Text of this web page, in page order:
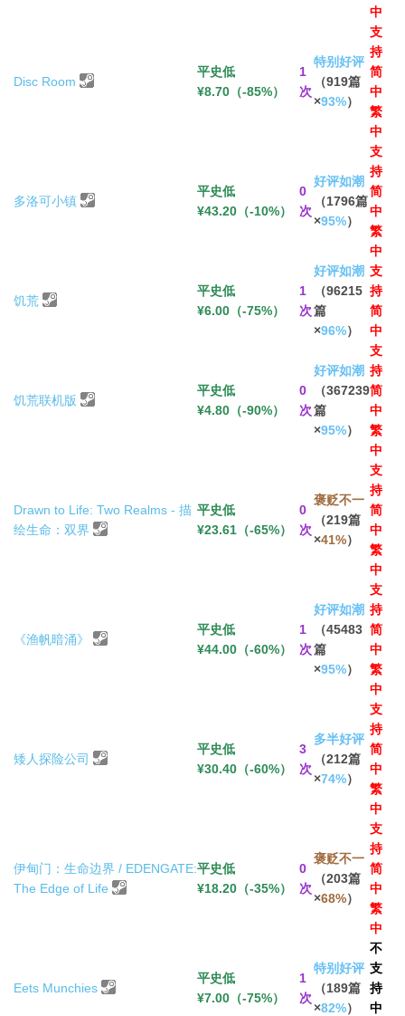
中
Disc Room
平史低
¥8.70（-85%）
1
次
特别好评
（919篇
×93%）
支
持
简
中
繁
中
多洛可小镇
平史低
¥43.20（-10%）
0
次
好评如潮
（1796篇
×95%）
支
持
简
中
繁
中
饥荒
平史低
¥6.00（-75%）
1
次
好评如潮
（96215
篇
×96%）
支
持
简
中
饥荒联机版
平史低
¥4.80（-90%）
0
次
好评如潮
（367239
篇
×95%）
支
持
简
中
繁
中
Drawn to Life: Two Realms - 描
绘生命：双界
平史低
¥23.61（-65%）
0
次
褒贬不一
（219篇
×41%）
支
持
简
中
繁
中
《渔帆暗涌》
平史低
¥44.00（-60%）
1
次
好评如潮
（45483
篇
×95%）
支
持
简
中
繁
中
矮人探险公司
平史低
¥30.40（-60%）
3
次
多半好评
（212篇
×74%）
支
持
简
中
繁
中
伊甸门：生命边界 / EDENGATE:
The Edge of Life
平史低
¥18.20（-35%）
0
次
褒贬不一
（203篇
×68%）
支
持
简
中
繁
中
Eets Munchies
平史低
¥7.00（-75%）
1
次
特别好评
（189篇
×82%）
不
支
持
中